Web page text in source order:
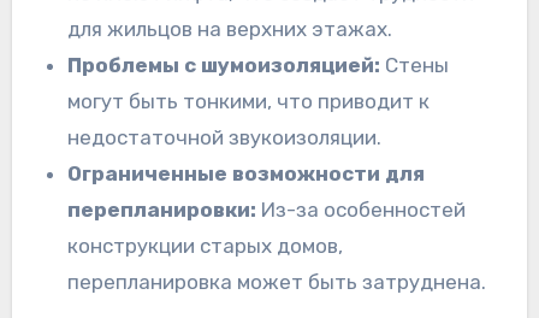
для жильцов на верхних этажах.
Проблемы с шумоизоляцией: Стены
могут быть тонкими, что приводит к
недостаточной звукоизоляции.
Ограниченные возможности для
перепланировки: Из-за особенностей
конструкции старых домов,
перепланировка может быть затруднена.